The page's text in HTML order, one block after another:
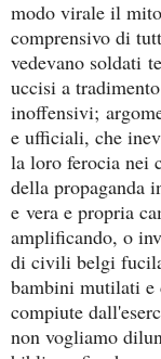
modo virale il
comprensivo di
vedevano soldati
uccisi a
inoffensivi;
e ufficiali, che
la loro ferocia nei
della propaganda
e vera e propria
amplificando, o
di civili belgi
bambini mutilati e
compiute
non vogliamo